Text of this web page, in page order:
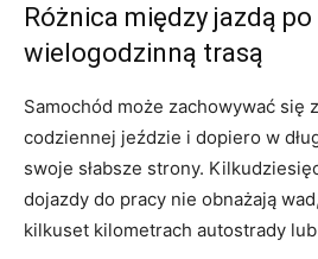
Różnica między jazdą
wielogodzinną trasą
Samochód może zachowywać się
codziennej jeździe i dopiero w
swoje słabsze strony.
dojazdy do pracy nie obnażają
kilkuset kilometrach autostrady